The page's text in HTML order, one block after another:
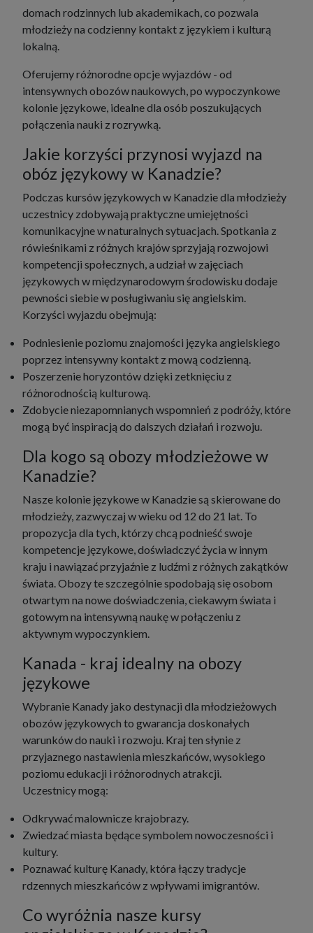
domach rodzinnych lub akademikach, co pozwala
młodzieży na codzienny kontakt z językiem i kulturą
lokalną.
Oferujemy różnorodne opcje wyjazdów - od
intensywnych obozów naukowych, po wypoczynkowe
kolonie językowe, idealne dla osób poszukujących
połączenia nauki z rozrywką.
Jakie korzyści przynosi wyjazd na
obóz językowy w Kanadzie?
Podczas kursów językowych w Kanadzie dla młodzieży
uczestnicy zdobywają praktyczne umiejętności
komunikacyjne w naturalnych sytuacjach. Spotkania z
rówieśnikami z różnych krajów sprzyjają rozwojowi
kompetencji społecznych, a udział w zajęciach
językowych w międzynarodowym środowisku dodaje
pewności siebie w posługiwaniu się angielskim.
Korzyści wyjazdu obejmują:
Podniesienie poziomu znajomości języka angielskiego
poprzez intensywny kontakt z mową codzienną.
Poszerzenie horyzontów dzięki zetknięciu z
różnorodnością kulturową.
Zdobycie niezapomnianych wspomnień z podróży, które
mogą być inspiracją do dalszych działań i rozwoju.
Dla kogo są obozy młodzieżowe w
Kanadzie?
Nasze kolonie językowe w Kanadzie są skierowane do
młodzieży, zazwyczaj w wieku od 12 do 21 lat. To
propozycja dla tych, którzy chcą podnieść swoje
kompetencje językowe, doświadczyć życia w innym
kraju i nawiązać przyjaźnie z ludźmi z różnych zakątków
świata. Obozy te szczególnie spodobają się osobom
otwartym na nowe doświadczenia, ciekawym świata i
gotowym na intensywną naukę w połączeniu z
aktywnym wypoczynkiem.
Kanada - kraj idealny na obozy
językowe
Wybranie Kanady jako destynacji dla młodzieżowych
obozów językowych to gwarancja doskonałych
warunków do nauki i rozwoju. Kraj ten słynie z
przyjaznego nastawienia mieszkańców, wysokiego
poziomu edukacji i różnorodnych atrakcji.
Uczestnicy mogą:
Odkrywać malownicze krajobrazy.
Zwiedzać miasta będące symbolem nowoczesności i
kultury.
Poznawać kulturę Kanady, która łączy tradycje
rdzennych mieszkańców z wpływami imigrantów.
Co wyróżnia nasze kursy